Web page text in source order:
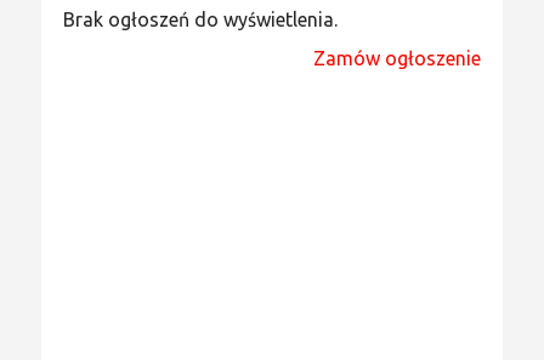
Brak ogłoszeń do wyświetlenia.
Zamów ogłoszenie